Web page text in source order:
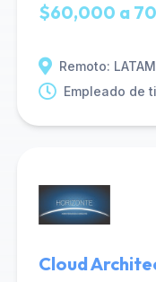
$60,000 a
Remoto: LATAM
Empleado de
Cloud